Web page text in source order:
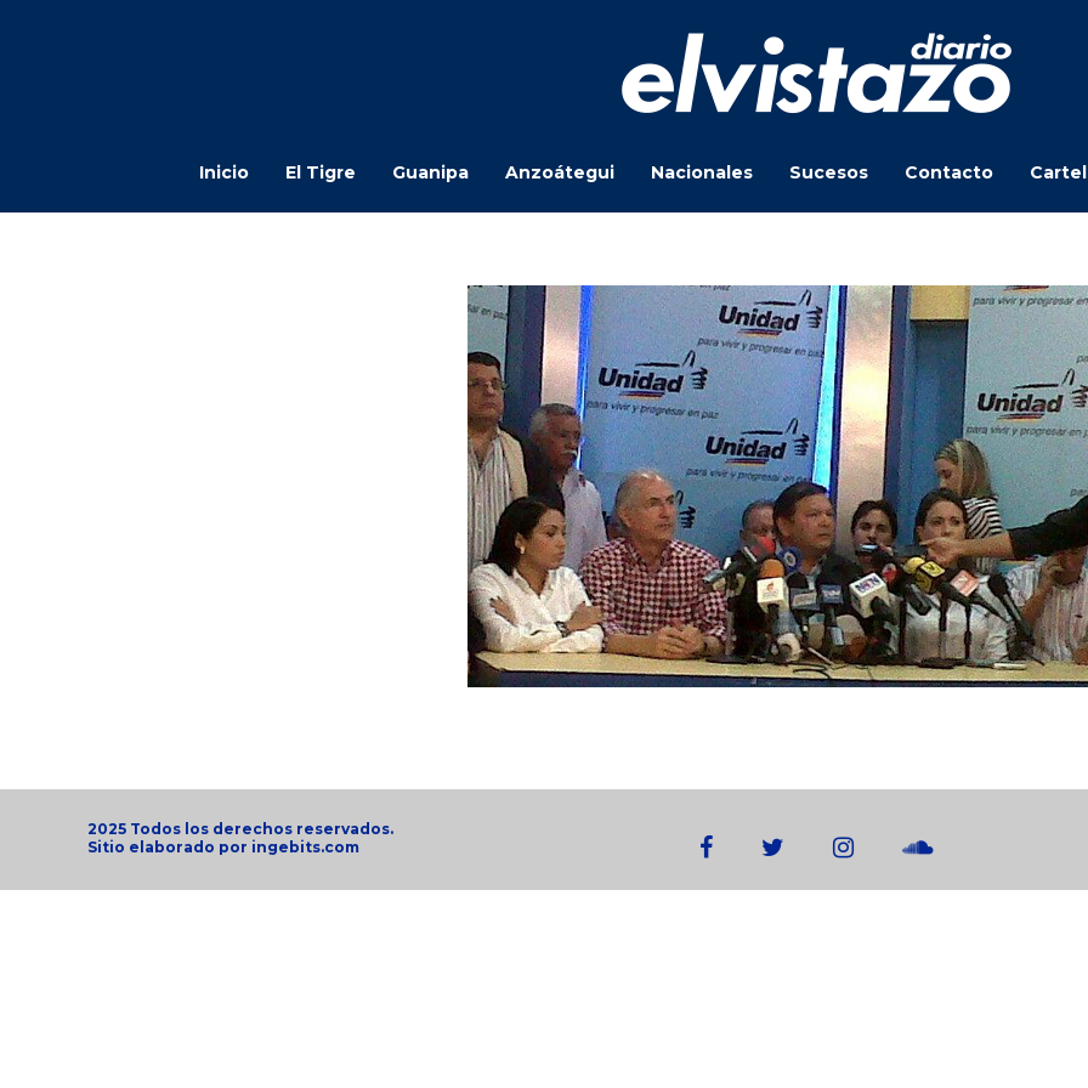
Inicio El Tigre Guanipa Anzoátegui Nacionales Sucesos Contacto
2025 Todos los derechos reservados.
Sitio elaborado por ingebits.com